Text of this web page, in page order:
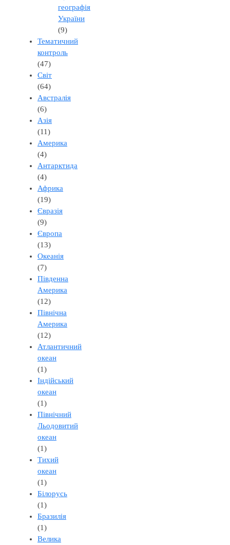
географія
України
(9)
Тематичний
контроль
(47)
Світ
(64)
Австралія
(6)
Азія
(11)
Америка
(4)
Антарктида
(4)
Африка
(19)
Євразія
(9)
Європа
(13)
Океанія
(7)
Південна
Америка
(12)
Північна
Америка
(12)
Атлантичний
океан
(1)
Індійський
океан
(1)
Північний
Льодовитий
океан
(1)
Тихий
океан
(1)
Білорусь
(1)
Бразилія
(1)
Велика